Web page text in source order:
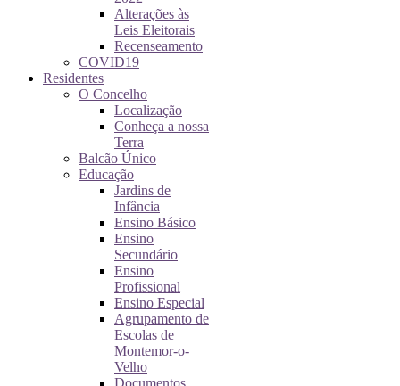
Alterações às
Leis Eleitorais
Recenseamento
COVID19
Residentes
O Concelho
Localização
Conheça a nossa
Terra
Balcão Único
Educação
Jardins de
Infância
Ensino Básico
Ensino
Secundário
Ensino
Profissional
Ensino Especial
Agrupamento de
Escolas de
Montemor-o-
Velho
Documentos